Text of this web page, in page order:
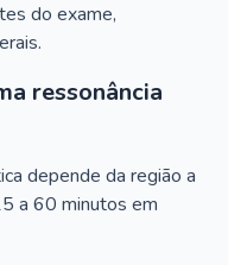
do exame,
ressonância
depende da região a
a 60 minutos em